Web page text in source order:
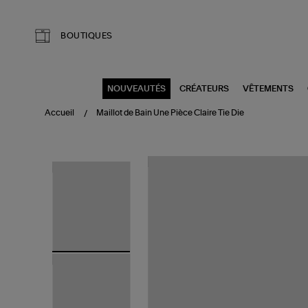
BOUTIQUES
NOUVEAUTÉS CRÉATEURS VÊTEMENTS
Accueil Maillot de Bain Une Pièce Claire Tie Die